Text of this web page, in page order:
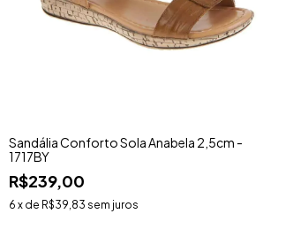
Sandália Conforto Sola Anabela 2,5cm -
1717BY
R$239,00
6 x de R$39,83 sem juros